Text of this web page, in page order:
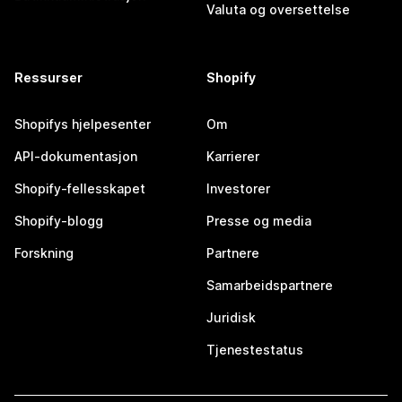
Valuta og oversettelse
Ressurser
Shopifys hjelpesenter
API-dokumentasjon
Shopify-fellesskapet
Shopify-blogg
Forskning
Shopify
Om
Karrierer
Investorer
Presse og media
Partnere
Samarbeidspartnere
Juridisk
Tjenestestatus